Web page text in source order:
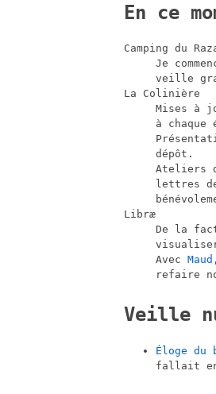
En ce
Camping du
Je
veille
La Colinière
Mises à
à
dépôt.
Ateliers
lettres
Libræ
De la
Avec Maud
refaire
Veille
Éloge du
fallait